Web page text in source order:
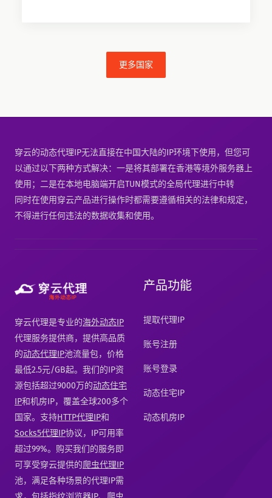
更多国家
穿云的动态代理IP无法直接在中国大陆的IP环境下使用，但您可
以通过以下两种方式解决：一是将其部署在香港等境外服务器上
使用；二是在本地电脑端开启TUN模式的全局代理进行中转
同时在使用穿云产品进行操作时都需要遵循相关的法律和规定，
不得进行任何违法的数据收集和使用。
穿云代理是专业的海外动态IP
代理服务提供商，提供高品质
的动态代理IP池流量包，价格
最低2.5元/GB起。我们的IP资
源包括超过9000万的动态住宅
IP和机房IP，覆盖全球200多个
国家。支持HTTP代理IP和
Socks5代理IP协议，IP可用率
超过99%。购买我们的服务即
可享受穿云提供的爬虫代理IP
池，满足各种场景的代理IP需
产品功能
提取代理IP
账号注册
账号登录
动态住宅IP
动态机房IP